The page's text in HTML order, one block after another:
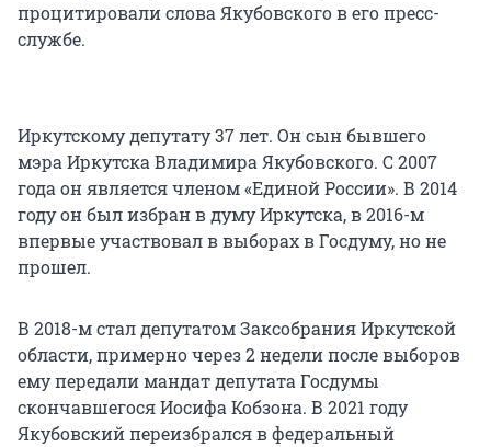
процитировали слова Якубовского в его пресс-
службе.
Иркутскому депутату 37 лет. Он сын бывшего
мэра Иркутска Владимира Якубовского. С 2007
года он является членом «Единой России». В 2014
году он был избран в думу Иркутска, в 2016-м
впервые участвовал в выборах в Госдуму, но не
прошел.
В 2018-м стал депутатом Заксобрания Иркутской
области, примерно через 2 недели после выборов
ему передали мандат депутата Госдумы
скончавшегося Иосифа Кобзона. В 2021 году
Якубовский переизбрался в федеральный